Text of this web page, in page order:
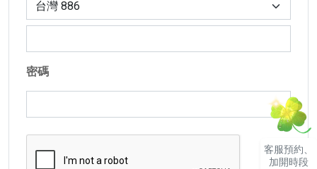
密碼
客服預約、
加開時段